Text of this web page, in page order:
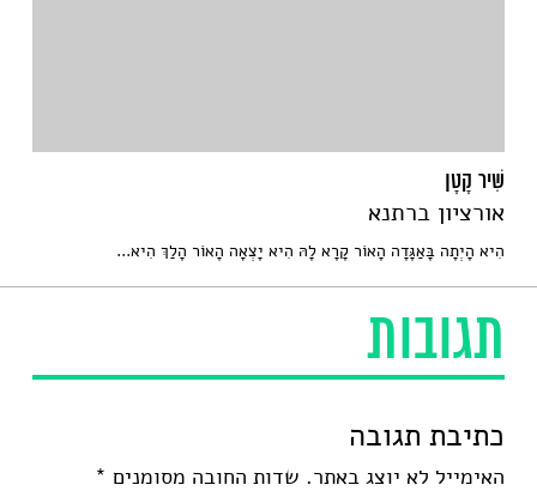
תגובות
כתיבת תגובה
האימייל לא יוצג באתר. שדות החובה מסומנים *
שִׁיר קָטָן
אורציון ברתנא
הִיא הָיְתָה בָּאַגָּדָה הָאוֹר קָרָא לָהּ הִיא יָצְאָה הָאוֹר הָלַךְ הִיא...